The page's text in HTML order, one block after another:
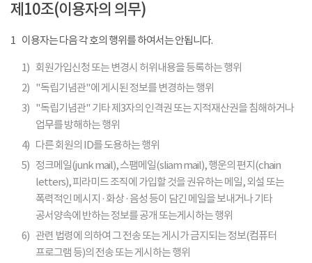
제10조(이용자의 의무)
1 이용자는 다음 각 호의 행위를 하여서는 안됩니다.
1) 회원가입신청 또는 변경시 허위내용을 등록하는 행위
2) "독립기념관"에 게시된 정보를 변경하는 행위
3) "독립기념관" 기타 제3자의 인격권 또는 지적재산권을 침해하거나
업무를 방해하는 행위
4) 다른 회원의 ID를 도용하는 행위
5) 정크메일(junk mail), 스팸메일(sliam mail), 행운의 편지(chain
letters), 피라미드 조직에 가입할 것을 권유하는 메일, 외설 또는
폭력적인 메시지 · 화상 · 음성 등이 담긴 메일을 보내거나 기타
공서양속에 반하는 정보를 공개 또는게시하는 행위
6) 관련 법령에 의하여 그 전송 또는 게시가 금지되는 정보(컴퓨터
프로그램 등)의 전송 또는 게시하는 행위